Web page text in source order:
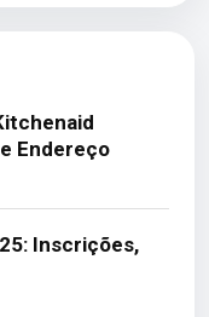
Endereço
Inscrições,